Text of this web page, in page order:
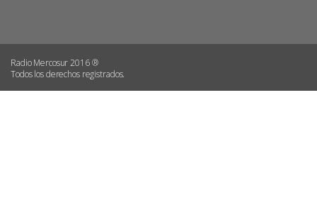
Radio Mercosur 2016 ®
Todos los derechos registrados.